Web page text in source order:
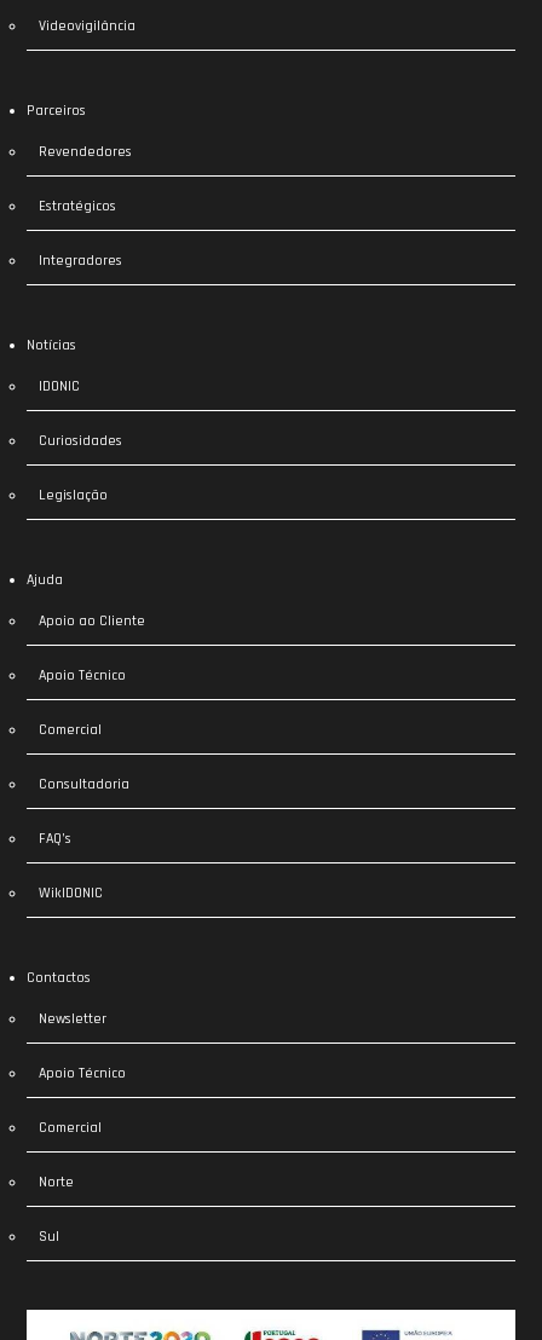
Videovigilância
Parceiros
Revendedores
Estratégicos
Integradores
Notícias
IDONIC
Curiosidades
Legislação
Ajuda
Apoio ao Cliente
Apoio Técnico
Comercial
Consultadoria
FAQ’s
WikIDONIC
Contactos
Newsletter
Apoio Técnico
Comercial
Norte
Sul